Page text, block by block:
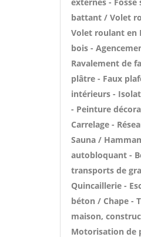
battant / Volet
Volet roulant en
bois -
Ravalement de
plâtre - Faux
intérieurs -
- Peinture
Carrelage -
Sauna /
autobloquant -
transports de
Quincaillerie -
béton / Chape -
maison,
Motorisation de